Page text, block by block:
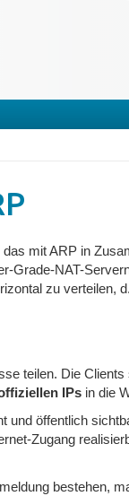
mit ARP in
Grade-NAT-
zu verteilen,
teilen. Die Clients
IPs in die
öffentlich
Zugang
bestehen,